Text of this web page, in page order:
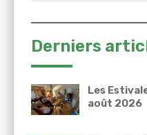
Derniers
Les
août 2026